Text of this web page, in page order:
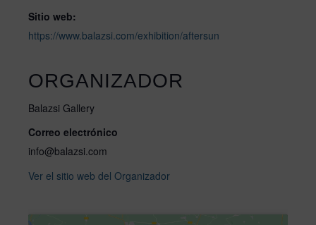
Sitio web:
https://www.balazsi.com/exhibition/aftersun
ORGANIZADOR
Balazsi Gallery
Correo electrónico
info@balazsi.com
Ver el sitio web del Organizador